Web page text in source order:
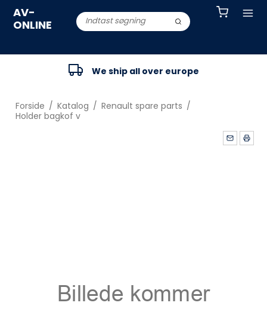
AV-
ONLINE
We ship all over europe
Forside / Katalog / Renault spare parts /
Holder bagkof v